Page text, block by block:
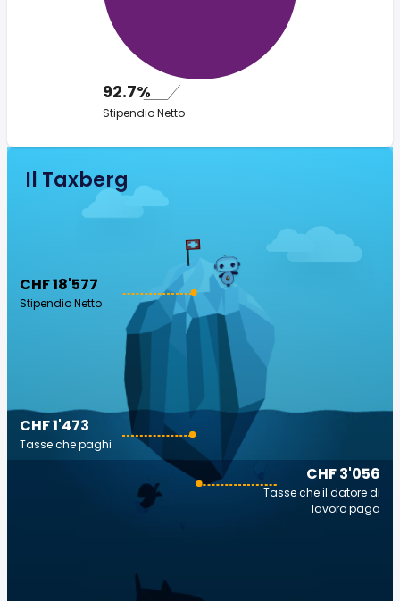
92.7%
Stipendio Netto
Il Taxberg
CHF 18'577
Stipendio Netto
CHF 3'056
Tasse che il datore di
lavoro paga
CHF 1'473
Tasse che paghi